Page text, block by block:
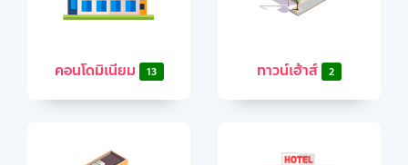
คอนโดมิเนียม 13 ทาวน์เฮ้าส์ 2